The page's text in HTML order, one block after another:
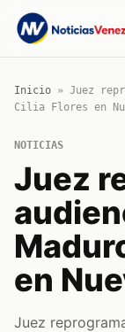
Inicio » Juez
Cilia Flores en
NOTICIAS
Juez
en
Juez